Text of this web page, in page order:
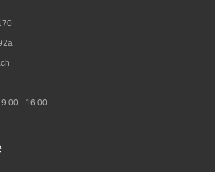
- 16:00